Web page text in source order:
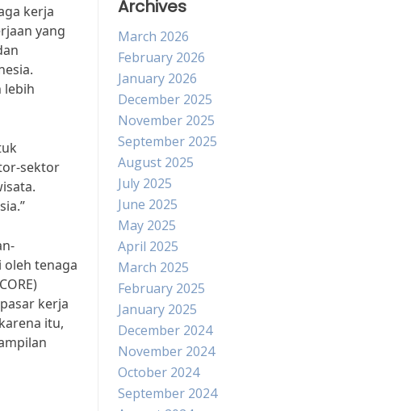
kerja
yang
lebih
sektor
oleh tenaga
kerja
itu,
Archives
March 2026
February 2026
January 2026
December 2025
November 2025
September 2025
August 2025
July 2025
June 2025
May 2025
April 2025
March 2025
February 2025
January 2025
December 2024
November 2024
October 2024
September 2024